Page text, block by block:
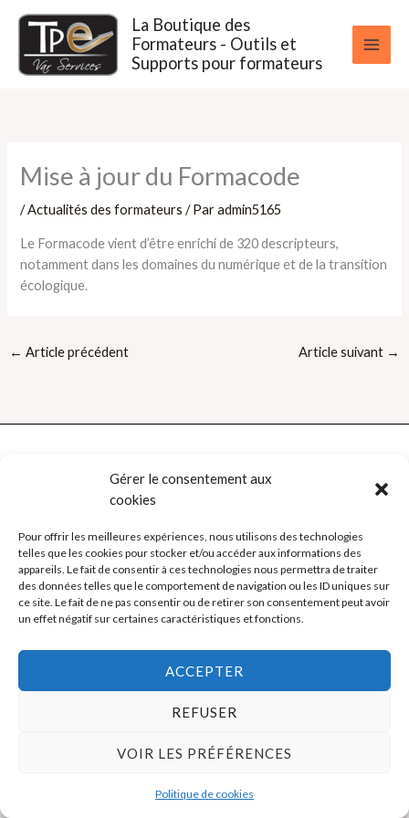
Gérer le consentement aux
cookies
Pour offrir les meilleures expériences, nous utilisons des technologies
telles que les cookies pour stocker et/ou accéder aux informations des
appareils. Le fait de consentir à ces technologies nous permettra de traiter
des données telles que le comportement de navigation ou les ID uniques sur
ce site. Le fait de ne pas consentir ou de retirer son consentement peut avoir
un effet négatif sur certaines caractéristiques et fonctions.
ACCEPTER
REFUSER
VOIR LES PRÉFÉRENCES
Politique de cookies
contenu
La Boutique des
Formateurs - Outils et
Supports pour formateurs
Mise à jour du Formacode
/Actualités des formateurs / Paradmin5165
Le Formacode vient d’être enrichi de 320 descripteurs,
notamment dans les domaines du numérique et de la transition
écologique.
← Article précédent Article suivant →
Politique de cookies (UE)
Mentions légales
Copyright © 2026 La Boutique des Formateurs - Outils et Supports
pour formateurs